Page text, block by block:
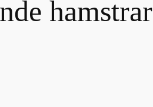
hamstrar